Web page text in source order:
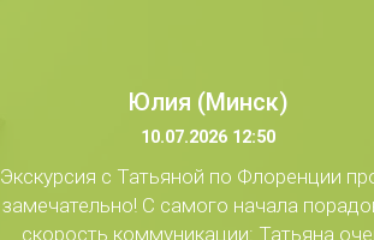
Юлия (Минск)
10.07.2026 12:50
Экскурсия с Татьяной по Флоренции
замечательно! С самого начала
скорость коммуникации: Татьяна